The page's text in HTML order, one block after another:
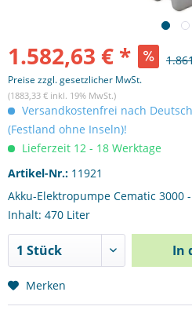
1.582,63 € *
Preise zzgl. gesetzlicher MwSt.
(1883,33 € inkl. 19% MwSt.)
Versandkostenfrei nach
(Festland ohne Inseln)!
Lieferzeit 12 - 18 Werktage
Artikel-Nr.: 11921
Akku-Elektropumpe Cematic 3000
Inhalt: 470 Liter
In
Merken